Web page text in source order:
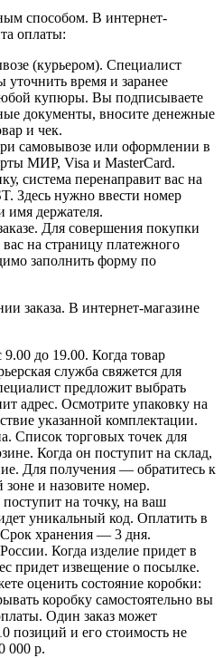
способом. В интернет-
оплаты:
(курьером). Специалист
уточнить время и заранее
купюры. Вы подписываете
документы, вносите денежные
и чек.
самовывозе или оформлении в
МИР, Visa и MasterCard.
система перенаправит вас на
Здесь нужно ввести номер
имя держателя.
Для совершения покупки
на страницу платежного
заполнить форму по
заказа. В интернет-магазине
9.00 до 19.00. Когда товар
служба свяжется для
предложит выбрать
адрес. Осмотрите упаковку на
указанной комплектации.
Список торговых точек для
Когда он поступит на склад,
Для получения — обратитесь к
зоне и назовите номер.
на точку, на ваш
уникальный код. Оплатить в
Срок хранения — 3 дня.
Когда изделие придет в
придет извещение о посылке.
оценить состояние коробки:
коробку самостоятельно вы
Один заказ может
позиций и его стоимость не
000 р.